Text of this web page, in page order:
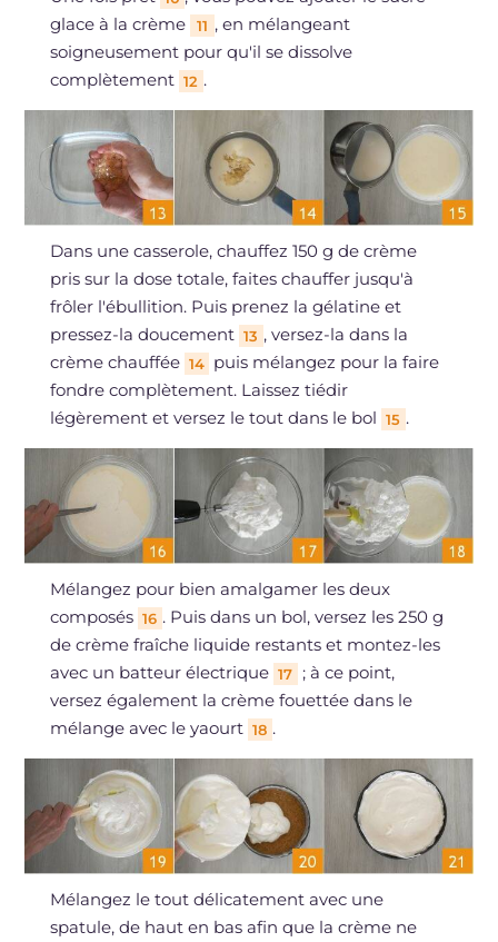
glace à la crème
11 , en mélangeant
soigneusement pour qu'il se dissolve
complètement 12 .
Dans une casserole, chauffez 150 g de crème
pris sur la dose totale, faites chauffer jusqu'à
frôler l'ébullition. Puis prenez la gélatine et
pressez-la doucement 13 , versez-la dans la
crème chauffée 14 puis mélangez pour la faire
fondre complètement. Laissez tiédir
légèrement et versez le tout dans le bol 15 .
Mélangez pour bien amalgamer les deux
composés 16 . Puis dans un bol, versez les 250 g
de crème fraîche liquide restants et montez-les
avec un batteur électrique 17
; à ce point,
versez également la crème fouettée dans le
mélange avec le yaourt 18 .
Mélangez le tout délicatement avec une
spatule, de haut en bas afin que la crème ne